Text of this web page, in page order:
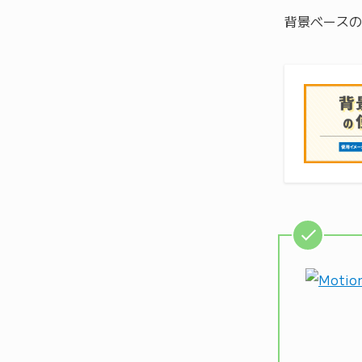
背景ベース